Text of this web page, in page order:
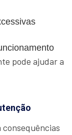
pode ajudar a